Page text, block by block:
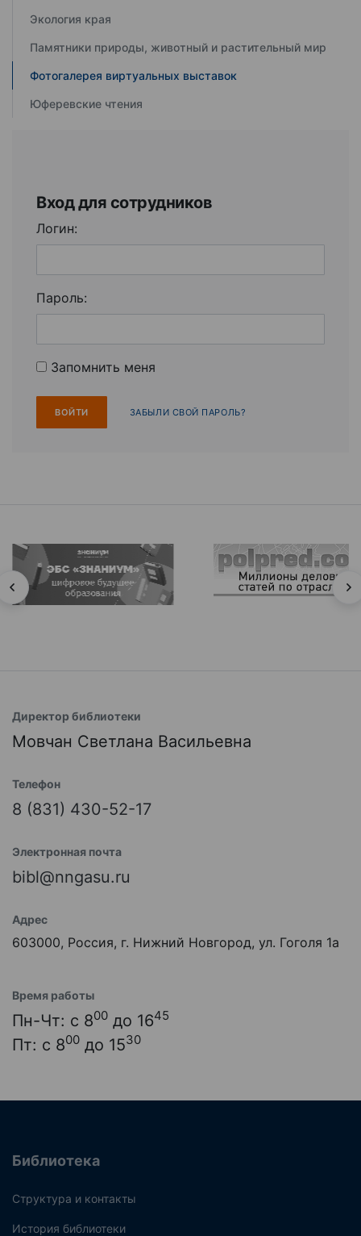
Экология края
Памятники природы, животный и растительный мир
Фотогалерея виртуальных выставок
Юферевские чтения
Вход для сотрудников
Логин:
Пароль:
Запомнить меня
ЗАБЫЛИ СВОЙ ПАРОЛЬ?
Директор библиотеки
Мовчан Светлана Васильевна
Телефон
8 (831) 430-52-17
Электронная почта
bibl@nngasu.ru
Адрес
603000, Россия, г. Нижний Новгород, ул. Гоголя 1а
Время работы
Пн-Чт: с 800 до 1645
Пт: с 800 до 1530
Библиотека
Структура и контакты
История библиотеки